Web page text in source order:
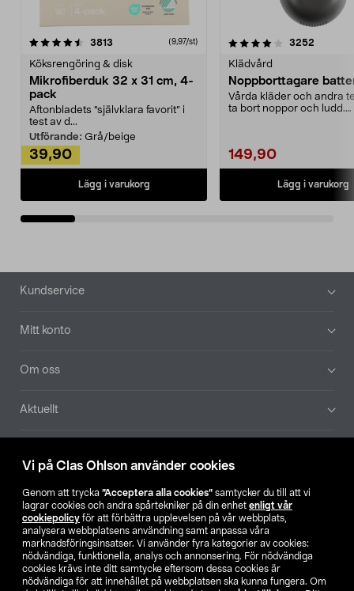
Vi på Clas Ohlson använder cookies
Genom att trycka ”Acceptera alla cookies” samtycker du till att vi
lagrar cookies och andra spårtekniker på din enhet enligt vår
cookiepolicy för att förbättra upplevelsen på vår webbplats,
analysera webbplatsens användning samt anpassa våra
marknadsföringsinsatser. Vi använder fyra kategorier av cookies:
nödvändiga, funktionella, analys och annonsering. För nödvändiga
cookies krävs inte ditt samtycke eftersom dessa cookies är
nödvändiga för att innehållet på webbplatsen ska kunna fungera. Om
3813 (9,97/st)
Köksrengöring & disk
Mikrofiberduk 32 x 31 cm, 4-
pack
Aftonbladets "självklara favorit” i
test av d...
Utförande: Grå/beige
39,90
Lägg i varukorg
4.0av 5 stjärnor 3252
Klädvård
Noppborttagare
Vårda kläder och andra
ta bort noppor och ludd.
149,90
Lägg i varukorg
4.5av 5 stjärnor
Sidfot
Kundservice
Mitt konto
Om oss
Aktuellt
Hitta butik
SE NO FI